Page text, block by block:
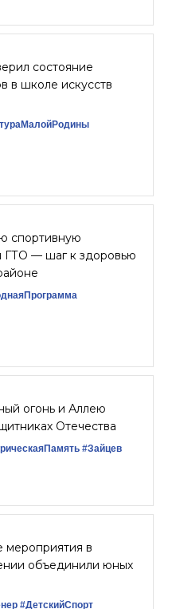
состояние
в школе искусств
спортивную
ГТО — шаг к здоровью
огонь и Аллею
Отечества
#Зайцев
мероприятия в
объединили юных
#ДетскийСпорт